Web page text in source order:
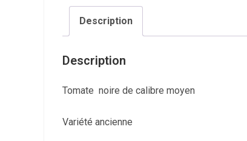
Description
Description
Tomate noire de calibre moyen
Variété ancienne